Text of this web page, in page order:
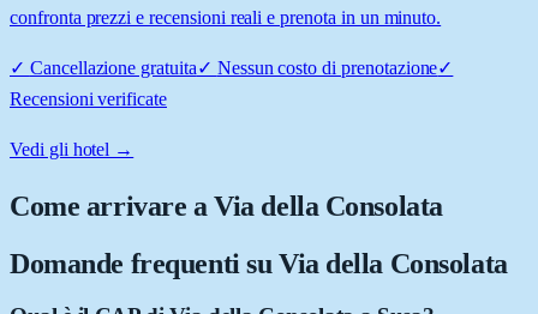
confronta prezzi e recensioni reali e prenota in un minuto.
✓ Cancellazione gratuita✓ Nessun costo di prenotazione✓
Recensioni verificate
Vedi gli hotel →
Come arrivare aVia della Consolata
Domande frequenti su Via della Consolata